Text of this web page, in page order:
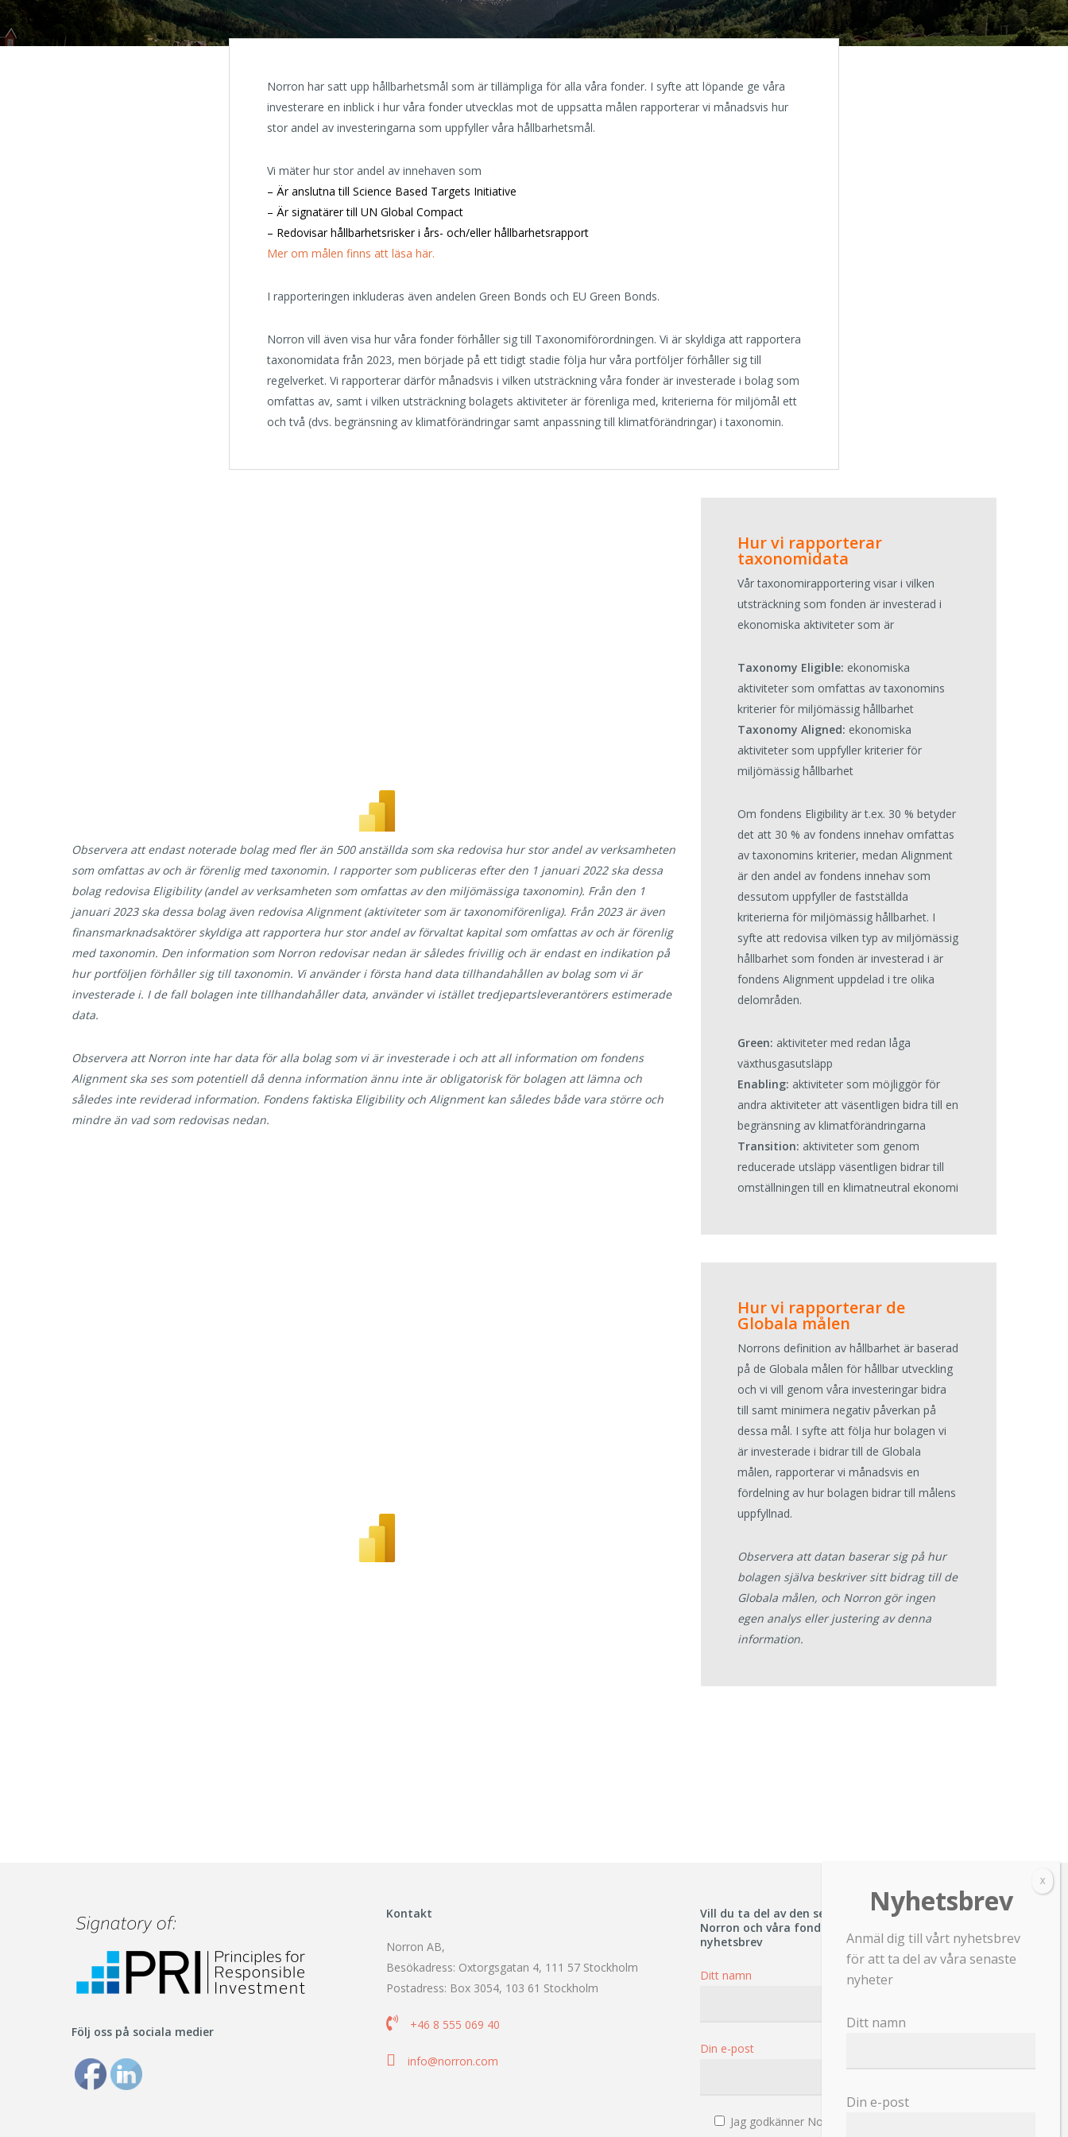
Norron har satt upp hållbarhetsmål som är tillämpliga för alla våra fonder. I syfte att löpande ge våra
investerare en inblick i hur våra fonder utvecklas mot de uppsatta målen rapporterar vi månadsvis hur
stor andel av investeringarna som uppfyller våra hållbarhetsmål.
Vi mäter hur stor andel av innehaven som
– Är anslutna till Science Based Targets Initiative
– Är signatärer till UN Global Compact
– Redovisar hållbarhetsrisker i års- och/eller hållbarhetsrapport
Mer om målen finns att läsa här.
I rapporteringen inkluderas även andelen Green Bonds och EU Green Bonds.
Norron vill även visa hur våra fonder förhåller sig till Taxonomiförordningen. Vi är skyldiga att rapportera
taxonomidata från 2023, men började på ett tidigt stadie följa hur våra portföljer förhåller sig till
regelverket. Vi rapporterar därför månadsvis i vilken utsträckning våra fonder är investerade i bolag som
omfattas av, samt i vilken utsträckning bolagets aktiviteter är förenliga med, kriterierna för miljömål ett
och två (dvs. begränsning av klimatförändringar samt anpassning till klimatförändringar) i taxonomin.
Observera att endast noterade bolag med fler än 500 anställda som ska redovisa hur stor andel av verksamheten
som omfattas av och är förenlig med taxonomin. I rapporter som publiceras efter den 1 januari 2022 ska dessa
bolag redovisa Eligibility (andel av verksamheten som omfattas av den miljömässiga taxonomin). Från den 1
januari 2023 ska dessa bolag även redovisa Alignment (aktiviteter som är taxonomiförenliga). Från 2023 är även
finansmarknadsaktörer skyldiga att rapportera hur stor andel av förvaltat kapital som omfattas av och är förenlig
med taxonomin. Den information som Norron redovisar nedan är således frivillig och är endast en indikation på
hur portföljen förhåller sig till taxonomin. Vi använder i första hand data tillhandahållen av bolag som vi är
investerade i. I de fall bolagen inte tillhandahåller data, använder vi istället tredjepartsleverantörers estimerade
data.
Observera att Norron inte har data för alla bolag som vi är investerade i och att all information om fondens
Alignment ska ses som potentiell då denna information ännu inte är obligatorisk för bolagen att lämna och
således inte reviderad information. Fondens faktiska Eligibility och Alignment kan således både vara större och
mindre än vad som redovisas nedan.
Hur vi rapporterar
taxonomidata
Vår taxonomirapportering visar i vilken
utsträckning som fonden är investerad i
ekonomiska aktiviteter som är
Taxonomy Eligible: ekonomiska
aktiviteter som omfattas av taxonomins
kriterier för miljömässig hållbarhet
Taxonomy Aligned: ekonomiska
aktiviteter som uppfyller kriterier för
miljömässig hållbarhet
Om fondens Eligibility är t.ex. 30 % betyder
det att 30 % av fondens innehav omfattas
av taxonomins kriterier, medan Alignment
är den andel av fondens innehav som
dessutom uppfyller de fastställda
kriterierna för miljömässig hållbarhet. I
syfte att redovisa vilken typ av miljömässig
hållbarhet som fonden är investerad i är
fondens Alignment uppdelad i tre olika
delområden.
Green: aktiviteter med redan låga
växthusgasutsläpp
Enabling: aktiviteter som möjliggör för
andra aktiviteter att väsentligen bidra till en
begränsning av klimatförändringarna
Transition: aktiviteter som genom
reducerade utsläpp väsentligen bidrar till
omställningen till en klimatneutral ekonomi
Hur vi rapporterar de
Globala målen
Norrons definition av hållbarhet är baserad
på de Globala målen för hållbar utveckling
och vi vill genom våra investeringar bidra
till samt minimera negativ påverkan på
dessa mål. I syfte att följa hur bolagen vi
är investerade i bidrar till de Globala
målen, rapporterar vi månadsvis en
fördelning av hur bolagen bidrar till målens
uppfyllnad.
Observera att datan baserar sig på hur
bolagen själva beskriver sitt bidrag till de
Globala målen, och Norron gör ingen
egen analys eller justering av denna
information.
Följ oss på sociala medier
Kontakt
Norron AB,
Besökadress: Oxtorgsgatan 4, 111 57 Stockholm
Postadress: Box 3054, 103 61 Stockholm
 +46 8 555 069 40
 info@norron.com
Vill du ta del av den senaste informationen om
Norron och våra fonder – prenumerera på vårt
nyhetsbrev
Ditt namn
Din e-post
Jag godkänner Norrons
Anmäl dig till vårt nyhetsbrev
för att ta del av våra senaste
nyheter
Ditt namn
Din e-post